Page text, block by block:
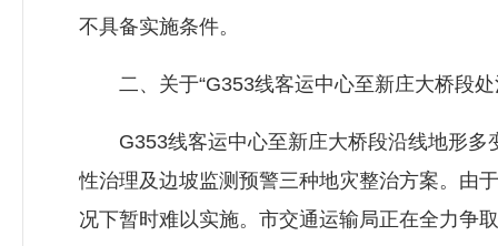
不具备实施条件。
二、关于“G353线客运中心至新庄大桥段处
G353线客运中心至新庄大桥段沿线地形多
性治理及边坡监测预警三种地灾整治方案。由
况下暂时难以实施。市交通运输局正在全力争